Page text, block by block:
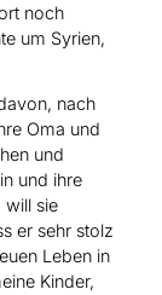
noch
um Syrien,
nach
Oma und
und
und ihre
will sie
er sehr stolz
Leben in
Kinder,